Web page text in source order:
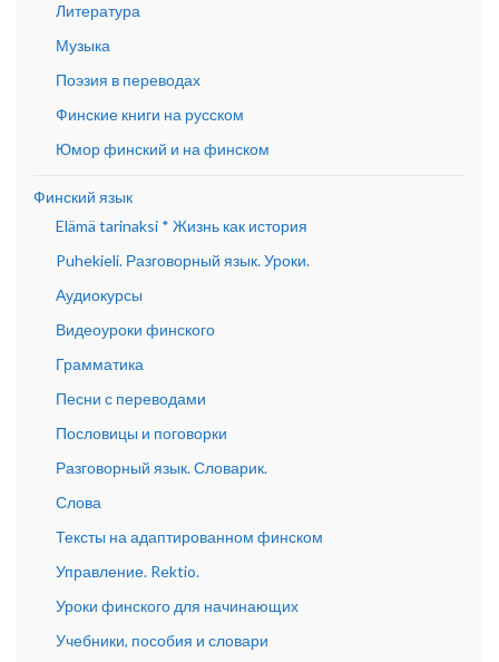
Литература
Музыка
Поэзия в переводах
Финские книги на русском
Юмор финский и на финском
Финский язык
Elämä tarinaksi * Жизнь как история
Puhekieli. Разговорный язык. Уроки.
Аудиокурсы
Видеоуроки финского
Грамматика
Песни с переводами
Пословицы и поговорки
Разговорный язык. Словарик.
Слова
Тексты на адаптированном финском
Управление. Rektio.
Уроки финского для начинающих
Учебники, пособия и словари